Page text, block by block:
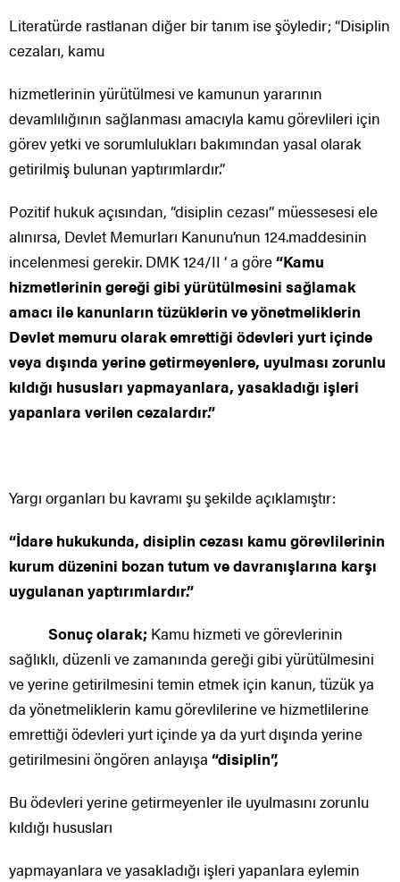
Literatürde rastlanan diğer bir tanım ise şöyledir; “Disiplin
cezaları, kamu
hizmetlerinin yürütülmesi ve kamunun yararının
devamlılığının sağlanması amacıyla kamu görevlileri için
görev yetki ve sorumlulukları bakımından yasal olarak
getirilmiş bulunan yaptırımlardır.”
Pozitif hukuk açısından, “disiplin cezası” müessesesi ele
alınırsa, Devlet Memurları Kanunu’nun 124.maddesinin
incelenmesi gerekir. DMK 124/II ‘ a göre“Kamu
hizmetlerinin gereği gibi yürütülmesini sağlamak
amacı ile kanunların tüzüklerin ve yönetmeliklerin
Devlet memuru olarak emrettiği ödevleri yurt içinde
veya dışında yerine getirmeyenlere, uyulması zorunlu
kıldığı hususları yapmayanlara, yasakladığı işleri
yapanlara verilen cezalardır.”
Yargı organları bu kavramı şu şekilde açıklamıştır:
“İdare hukukunda, disiplin cezası kamu görevlilerinin
kurum düzenini bozan tutum ve davranışlarına karşı
uygulanan yaptırımlardır.”
Sonuç olarak; Kamu hizmeti ve görevlerinin
sağlıklı, düzenli ve zamanında gereği gibi yürütülmesini
ve yerine getirilmesini temin etmek için kanun, tüzük ya
da yönetmeliklerin kamu görevlilerine ve hizmetlilerine
emrettiği ödevleri yurt içinde ya da yurt dışında yerine
getirilmesini öngören anlayışa “disiplin”,
Bu ödevleri yerine getirmeyenler ile uyulmasını zorunlu
kıldığı hususları
yapmayanlara ve yasakladığı işleri yapanlara eylemin